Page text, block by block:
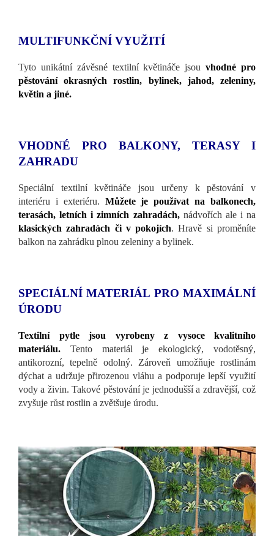
MULTIFUNKČNÍ VYUŽITÍ
Tyto unikátní závěsné textilní květináče jsouvhodné pro
pěstování okrasných rostlin, bylinek, jahod, zeleniny,
květin a jiné.
VHODNÉ PRO BALKONY, TERASY I
ZAHRADU
Speciální textilní květináče jsou určeny k pěstování v
interiéru i exteriéru. Můžete je používat na balkonech,
terasách, letních i zimních zahradách, nádvořích ale i na
klasických zahradách či v pokojích. Hravě si proměníte
balkon na zahrádku plnou zeleniny a bylinek.
SPECIÁLNÍ MATERIÁL PRO MAXIMÁLNÍ
ÚRODU
Textilní pytle jsou vyrobeny z vysoce kvalitního
materiálu. Tento materiál je ekologický, vodotěsný,
antikorozní, tepelně odolný. Zároveň umožňuje rostlinám
dýchat a udržuje přirozenou vláhu a podporuje lepší využití
vody a živin. Takové pěstování je jednodušší a zdravější, což
zvyšuje růst rostlin a zvětšuje úrodu.